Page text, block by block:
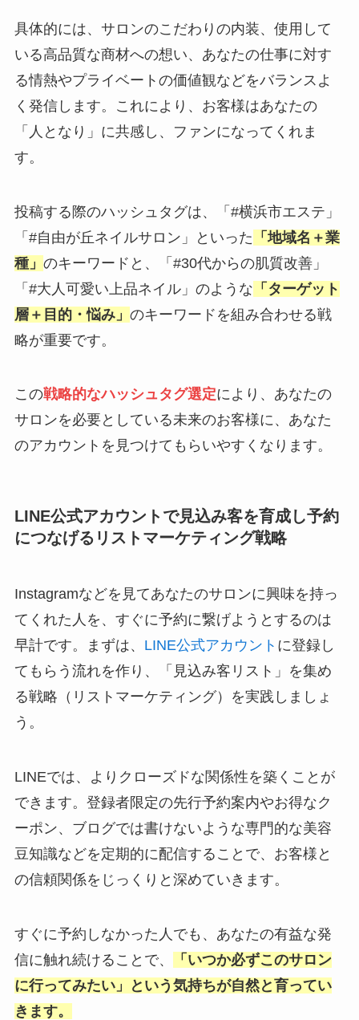
具体的には、サロンのこだわりの内装、使用して
いる高品質な商材への想い、あなたの仕事に対す
る情熱やプライベートの価値観などをバランスよ
く発信します。これにより、お客様はあなたの
「人となり」に共感し、ファンになってくれま
す。
投稿する際のハッシュタグは、「#横浜市エステ」
「#自由が丘ネイルサロン」といった 「地域名＋業
種」 のキーワードと、「#30代からの肌質改善」
「#大人可愛い上品ネイル」のような 「ターゲット
層＋目的・悩み」 のキーワードを組み合わせる戦
略が重要です。
この戦略的なハッシュタグ選定により、あなたの
サロンを必要としている未来のお客様に、あなた
のアカウントを見つけてもらいやすくなります。
LINE公式アカウントで見込み客を育成し予約
につなげるリストマーケティング戦略
Instagramなどを見てあなたのサロンに興味を持っ
てくれた人を、すぐに予約に繋げようとするのは
早計です。まずは、 LINE公式アカウント に登録し
てもらう流れを作り、「見込み客リスト」を集め
る戦略（リストマーケティング）を実践しましょ
う。
LINEでは、よりクローズドな関係性を築くことが
できます。登録者限定の先行予約案内やお得なク
ーポン、ブログでは書けないような専門的な美容
豆知識などを定期的に配信することで、お客様と
の信頼関係をじっくりと深めていきます。
すぐに予約しなかった人でも、あなたの有益な発
信に触れ続けることで、
「いつか必ずこのサロン
に行ってみたい」という気持ちが自然と育ってい
きます。